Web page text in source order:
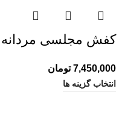
کفش مجلسی مردانه
7,450,000 تومان
انتخاب گزینه ها